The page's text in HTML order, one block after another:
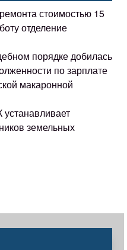
стоимостью 15
отделение
порядке добилась
по зарплате
макаронной
земельных